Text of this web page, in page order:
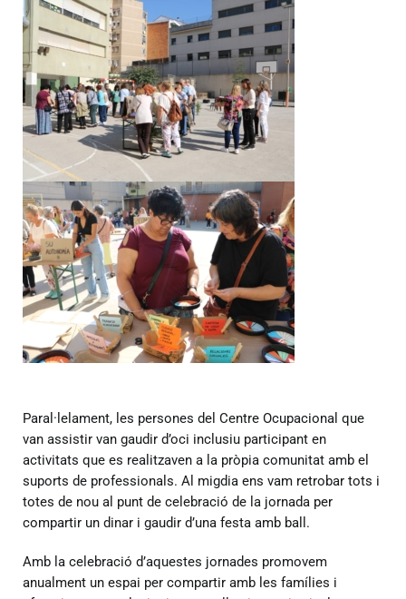
Paral·lelament, les persones del Centre Ocupacional que
van assistir van gaudir d’oci inclusiu participant en
activitats que es realitzaven a la pròpia comunitat amb el
suports de professionals. Al migdia ens vam retrobar tots i
totes de nou al punt de celebració de la jornada per
compartir un dinar i gaudir d’una festa amb ball.
Amb la celebració d’aquestes jornades promovem
anualment un espai per compartir amb les famílies i